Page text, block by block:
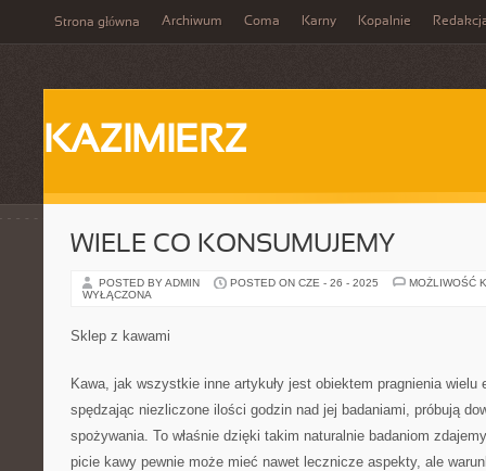
Strona główna Archiwum Coma Karny Kopalnie
KAZIMIERZ
WIELE CO KONSUMUJEMY…
POSTED BY ADMIN POSTED ON CZE - 26 - 2025
MOŻLIWOŚĆ
WYŁĄCZONA
Sklep z kawami
Kawa, jak wszystkie inne artykuły jest obiektem pragnienia wielu
spędzając niezliczone ilości godzin nad jej badaniami, próbują
spożywania. To właśnie dzięki takim naturalnie badaniom
picie kawy pewnie może mieć nawet lecznicze aspekty, ale